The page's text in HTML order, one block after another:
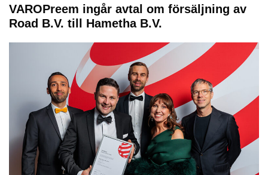
VAROPreem ingår avtal om försäljning av
Road B.V. till Hametha B.V.